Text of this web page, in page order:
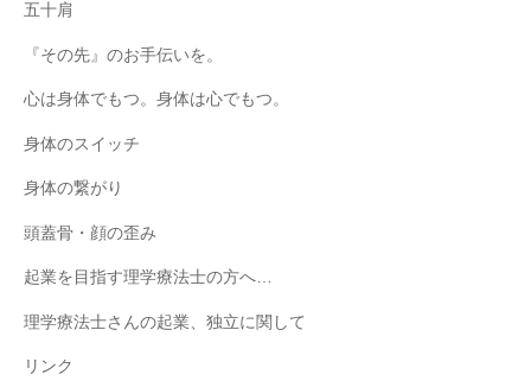
五十肩
『その先』のお手伝いを。
心は身体でもつ。身体は心でもつ。
身体のスイッチ
身体の繋がり
頭蓋骨・顔の歪み
起業を目指す理学療法士の方へ…
理学療法士さんの起業、独立に関して
リンク